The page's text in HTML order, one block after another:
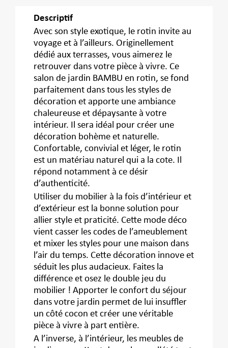
Descriptif
Avec son style exotique, le rotin invite au
voyage et à l’ailleurs. Originellement
dédié aux terrasses, vous aimerez le
retrouver dans votre pièce à vivre. Ce
salon de jardin BAMBU en rotin, se fond
parfaitement dans tous les styles de
décoration et apporte une ambiance
chaleureuse et dépaysante à votre
intérieur. Il sera idéal pour créer une
décoration bohème et naturelle.
Confortable, convivial et léger, le rotin
est un matériau naturel qui a la cote. Il
répond notamment à ce désir
d’authenticité.
Utiliser du mobilier à la fois d’intérieur et
d’extérieur est la bonne solution pour
allier style et praticité. Cette mode déco
vient casser les codes de l’ameublement
et mixer les styles pour une maison dans
l’air du temps. Cette décoration innove et
séduit les plus audacieux. Faites la
différence et osez le double jeu du
mobilier ! Apporter le confort du séjour
dans votre jardin permet de lui insuffler
un côté cocon et créer une véritable
pièce à vivre à part entière.
A l’inverse, à l’intérieur, les meubles de